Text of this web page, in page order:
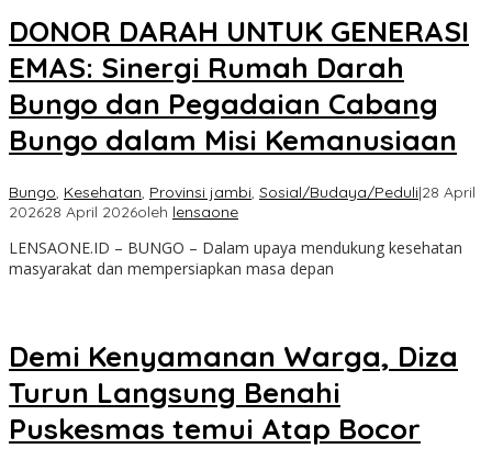
DONOR DARAH UNTUK GENERASI
EMAS: Sinergi Rumah Darah
Bungo dan Pegadaian Cabang
Bungo dalam Misi Kemanusiaan
Bungo, Kesehatan, Provinsi jambi, Sosial/Budaya/Peduli|28 April
202628 April 2026oleh lensaone
LENSAONE.ID – BUNGO – Dalam upaya mendukung kesehatan
masyarakat dan mempersiapkan masa depan
Demi Kenyamanan Warga, Diza
Turun Langsung Benahi
Puskesmas temui Atap Bocor